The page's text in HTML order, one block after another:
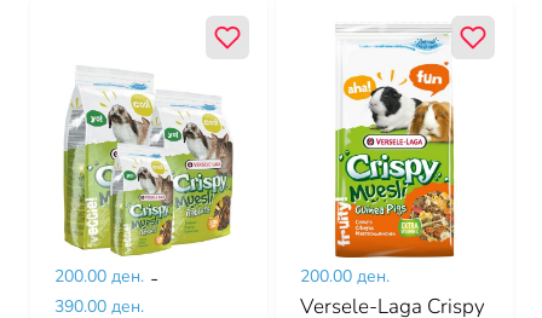
200.00 ден. -
390.00 ден.
200.00 ден.
Versele-Laga Crispy